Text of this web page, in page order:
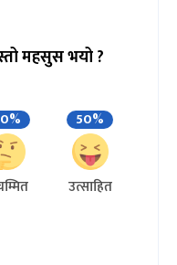
महसुस भयो ?
50%
उत्साहित